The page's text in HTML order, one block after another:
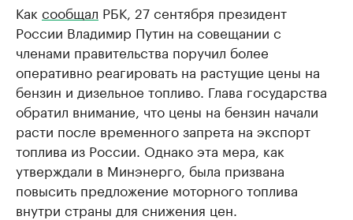
Как сообщал РБК, 27 сентября президент
России Владимир Путин на совещании с
членами правительства поручил более
оперативно реагировать на растущие цены на
бензин и дизельное топливо. Глава государства
обратил внимание, что цены на бензин начали
расти после временного запрета на экспорт
топлива из России. Однако эта мера, как
утверждали в Минэнерго, была призвана
повысить предложение моторного топлива
внутри страны для снижения цен.